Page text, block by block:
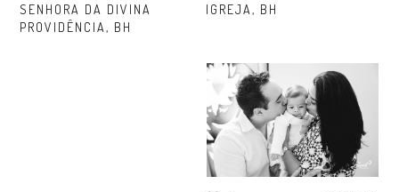
SENHORA DA DIVINA
PROVIDÊNCIA, BH
IGREJA, BH